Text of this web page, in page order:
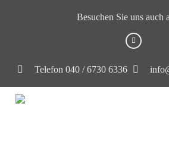
Besuchen Sie uns auch
Telefon 040 / 6730 6336